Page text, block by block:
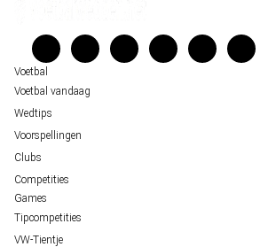
Verantwoord wedden
Over ons
Voetbal
Voetbal vandaag
Wedtips
Voorspellingen
Clubs
Competities
Games
Tipcompetities
VW-Tientje